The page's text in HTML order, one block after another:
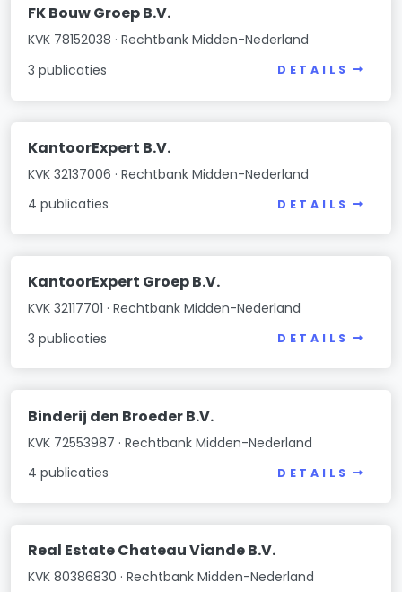
FK Bouw Groep B.V.
KVK 78152038 · Rechtbank Midden-Nederland
3 publicaties
DETAILS
KantoorExpert B.V.
KVK 32137006 · Rechtbank Midden-Nederland
4 publicaties
DETAILS
KantoorExpert Groep B.V.
KVK 32117701 · Rechtbank Midden-Nederland
3 publicaties
DETAILS
Binderij den Broeder B.V.
KVK 72553987 · Rechtbank Midden-Nederland
4 publicaties
DETAILS
Real Estate Chateau Viande B.V.
KVK 80386830 · Rechtbank Midden-Nederland